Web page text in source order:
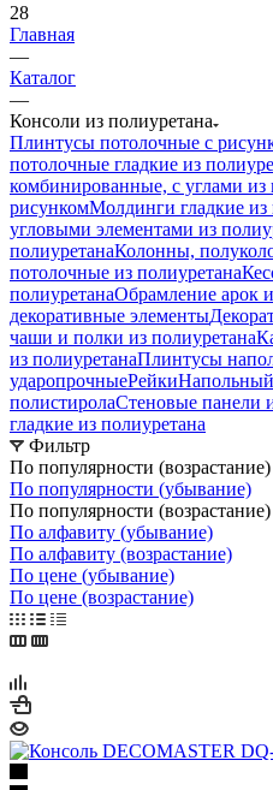
28
Главная
—
Каталог
—
Консоли из полиуретана
Плинтусы потолочные с
потолочные гладкие из
комбинированные, с углами из
рисункомМолдинги гладкие из
угловыми элементами из
полиуретанаКолонны,
потолочные из полиуретана
полиуретанаОбрамление арок
декоративные элементы
чаши и полки из полиуретана
из полиуретанаПлинтусы
ударопрочныеРейки
полистиролаСтеновые панели
гладкие из полиуретана
Фильтр
По популярности (возрастание)
По популярности (убывание)
По популярности (возрастание)
По алфавиту (убывание)
По алфавиту (возрастание)
По цене (убывание)
По цене (возрастание)